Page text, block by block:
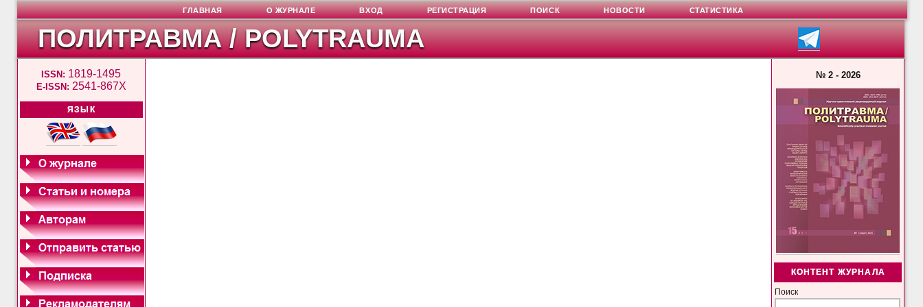
ПОЛИТРАВМА / POLYTRAUMA
ISSN: 1819-1495
E-ISSN: 2541-867X
ЯЗЫК
№ 2 - 2026
КОНТЕНТ ЖУРНАЛА
Поиск
ГЛАВНАЯ О ЖУРНАЛЕ ВХОД РЕГИСТРАЦИЯ ПОИСК НОВОСТИ СТАТИСТИКА